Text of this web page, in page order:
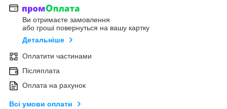
Ви отримаєте замовлення
або гроші повернуться на вашу картку
Детальніше
Оплатити частинами
Післяплата
Оплата на рахунок
Всі умови оплати